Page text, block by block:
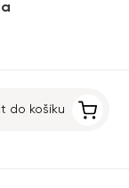
do košíku